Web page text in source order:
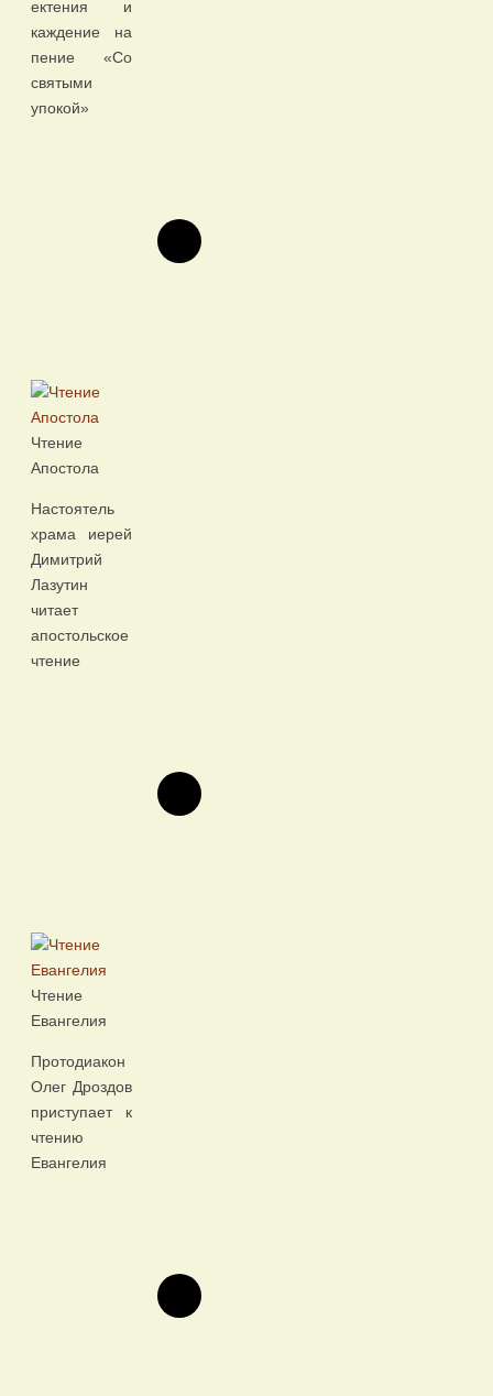
ектения и
каждение на
пение «Со
святыми
упокой»
Чтение
Апостола
Настоятель
храма иерей
Димитрий
Лазутин
читает
апостольское
чтение
Чтение
Евангелия
Протодиакон
Олег Дроздов
приступает к
чтению
Евангелия